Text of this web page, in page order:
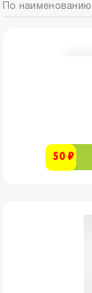
По наименованию
50 ₽